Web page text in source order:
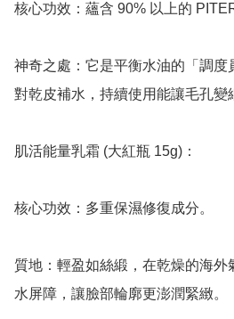
核心功效：蘊含 90% 以上的
神奇之處：它是平衡水油的「調度
對乾皮補水，持續使用能讓毛孔變
肌活能量乳霜 (大紅瓶 15g)：
核心功效：多重保濕修復成分。
質地：輕盈如絲緞，在乾燥的海外
水屏障，讓臉部輪廓更澎潤緊緻。